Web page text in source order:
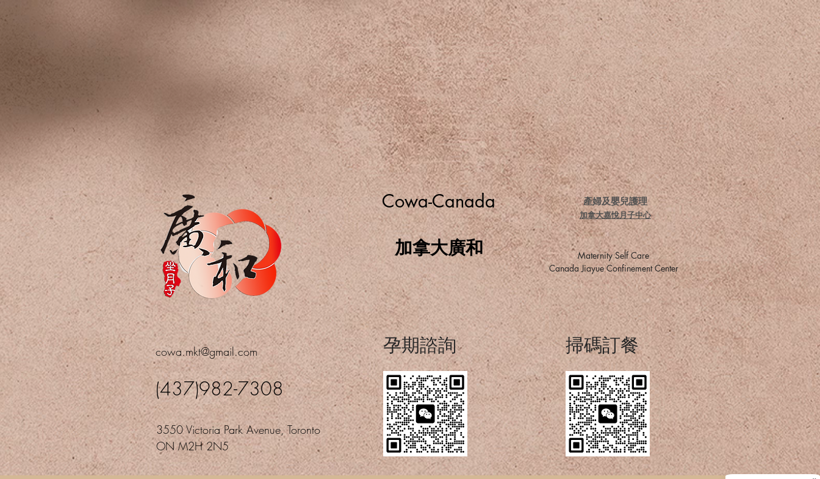
Cowa-Canada
加拿大廣和
​產婦及嬰兒護理
加拿大嘉悅月子中心
​Maternity Self Care
​Canada Jiayue Confinement Center
cowa.mkt@gmail.com
(437)982-7308
3550 Victoria Park Avenue, Toronto
ON M2H 2N5
​孕期諮詢 掃碼訂餐